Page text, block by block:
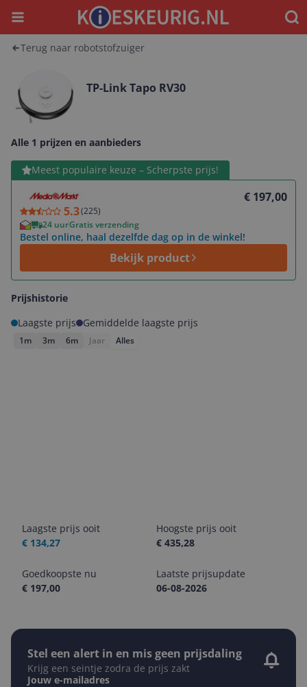
Menu
Terug naar robotstofzuiger
TP-Link Tapo RV30
Alle 1 prijzen en aanbieders
Meest populaire keuze – Scherpste prijs!
5.3(225)
€ 197,00
24 uurGratis verzending
Bestel online, haal dezelfde dag op in de winkel!
Bekijk product
Bekijk product
Prijshistorie
Laagste prijs
Gemiddelde laagste prijs
1m 3m 6m Jaar Alles
Laagste prijs ooit
€ 134,27
Hoogste prijs ooit
€ 435,28
Goedkoopste nu
€ 197,00
Laatste prijsupdate
06-08-2026
Stel een alert in en mis geen prijsdaling
Krijg een seintje zodra de prijs zakt
Jouw e-mailadres